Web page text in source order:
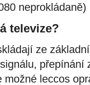
neprokládaně)
televize?
ze
leccos